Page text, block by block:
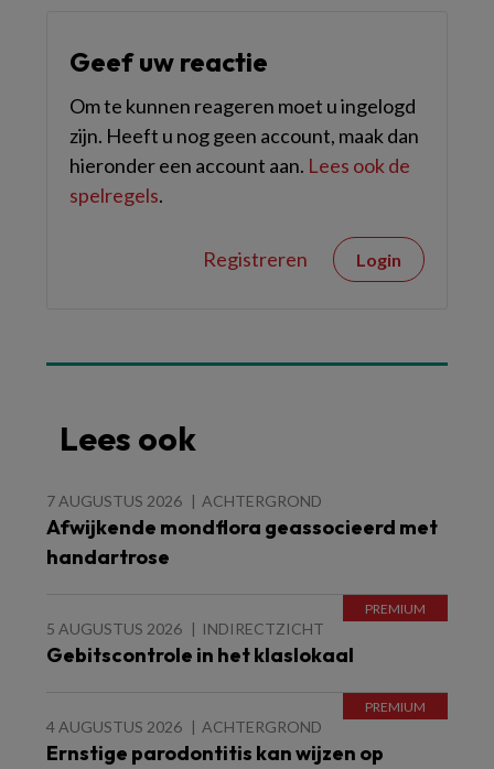
Geef uw reactie
Om te kunnen reageren moet u ingelogd
zijn. Heeft u nog geen account, maak dan
hieronder een account aan. Lees ook de
spelregels.
Registreren Login
Lees ook
7 AUGUSTUS 2026 ACHTERGROND
Afwijkende mondflora geassocieerd met
handartrose
5 AUGUSTUS 2026 INDIRECTZICHT
Gebitscontrole in het klaslokaal
4 AUGUSTUS 2026 ACHTERGROND
Ernstige parodontitis kan wijzen op